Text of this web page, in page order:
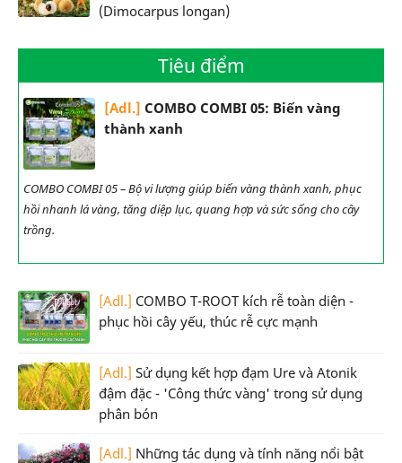
(Dimocarpus longan)
Tiêu điểm
[Adl.] COMBO COMBI 05: Biến vàng
thành xanh
COMBO COMBI 05 – Bộ vi lượng giúp biến vàng thành xanh, phục
hồi nhanh lá vàng, tăng diệp lục, quang hợp và sức sống cho cây
trồng.
[Adl.] COMBO T-ROOT kích rễ toàn diện -
phục hồi cây yếu, thúc rễ cực mạnh
[Adl.] Sử dụng kết hợp đạm Ure và Atonik
đậm đặc - 'Công thức vàng' trong sử dụng
phân bón
[Adl.] Những tác dụng và tính năng nổi bật